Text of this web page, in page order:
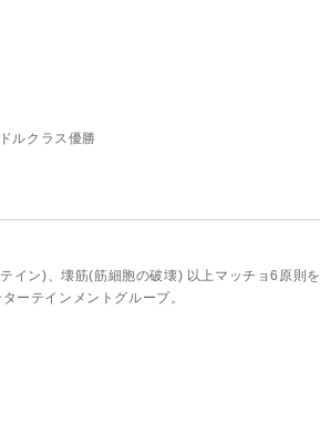
ルクラス優勝
イン)、壊筋(筋細胞の破壊) 以上マッチョ6原則を
ーテインメントグループ。